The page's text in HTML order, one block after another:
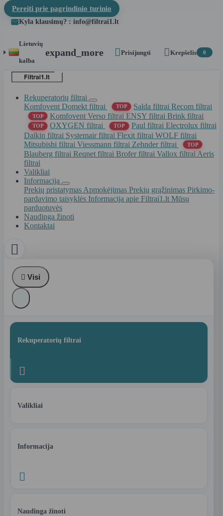
Pereiti prie pagrindinio turinio
Kyla klausimų? : info@filtrai1.lt
Lietuvių
kalba
expand_more Prisijungti Krepšelis 0
Rekuperatorių filtrai
Komfovent Domekt filtrai
TOP Salda filtraiRecom filtrai
TOP Komfovent Verso filtraiENSY filtraiBrink filtrai
TOP OXYGEN filtrai TOP Paul filtrai Electrolux filtrai
Daikin filtrai Systemair filtrai Flexit filtrai WOLF filtrai
Mitsubishi filtrai Viessmann filtrai Zehnder filtrai TOP
Blauberg filtrai Reqnet filtrai Brofer filtrai Vallox filtrai Aeris
filtrai
Valikliai
Informacija
Prekių pristatymas Apmokėjimas Prekių grąžinimas Pirkimo-
pardavimo taisyklės Informacija apie Filtrai1.lt Mūsų
parduotuvės
Naudinga žinoti
Kontaktai

 Visi
Rekuperatorių filtrai

Valikliai
Informacija

Naudinga žinoti